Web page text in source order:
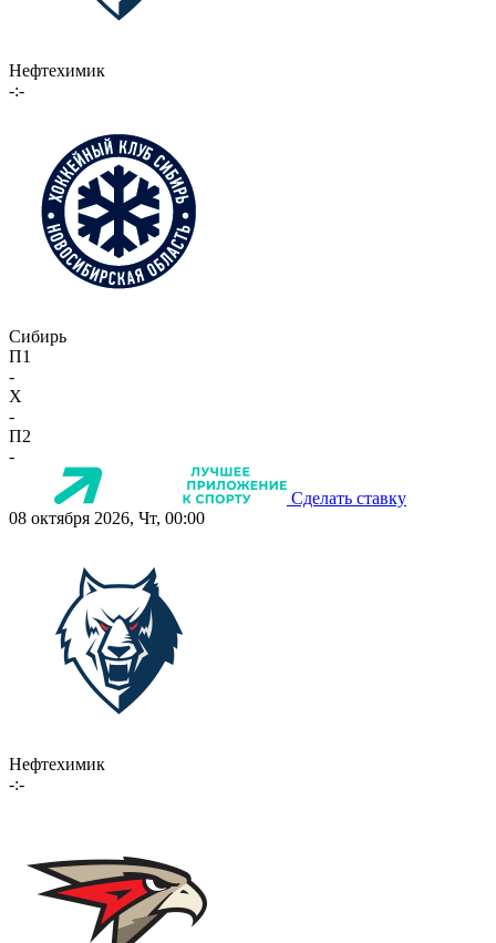
Нефтехимик
-:-
Сибирь
П1
-
X
-
П2
-
Сделать ставку
08 октября 2026, Чт, 00:00
Нефтехимик
-:-